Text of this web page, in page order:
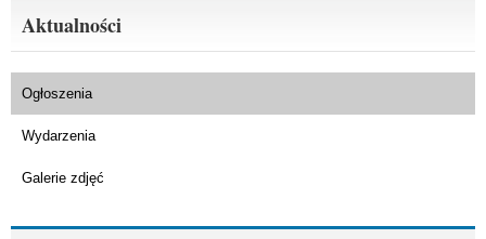
Aktualności
Ogłoszenia
Wydarzenia
Galerie zdjęć